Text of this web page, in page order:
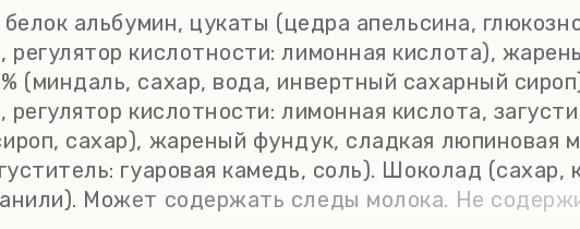
альбумин, цукаты (цедра апельсина,
кислотности: лимонная кислота),
(миндаль, сахар, вода, инвертный сахарный
кислотности: лимонная кислота,
сахар), жареный фундук, сладкая люпиновая
гуаровая камедь, соль). Шоколад (сахар,
Может содержать следы молока. Не